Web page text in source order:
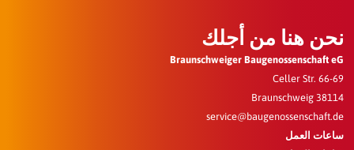
نحن هنا من أجلك
Braunschweiger Baugenossenschaft eG
Celler Str. 66-69
38114 Braunschweig
service@baugenossenschaft.de
ساعات العمل